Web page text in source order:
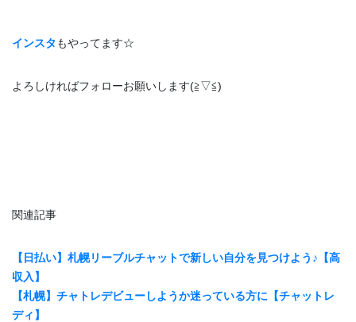
インスタ もやってます☆
よろしければフォローお願いします(≧▽≦)
関連記事
【日払い】札幌リーブルチャットで新しい自分を見つけよう♪【高
収入】
【札幌】チャトレデビューしようか迷っている方に【チャットレ
ディ】